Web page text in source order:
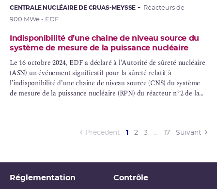
CENTRALE NUCLÉAIRE DE CRUAS-MEYSSE
Réacteurs de
900 MWe - EDF
Indisponibilité d’une chaine de niveau source du
système de mesure de la puissance nucléaire
Le 16 octobre 2024, EDF a déclaré à l’Autorité de sûreté nucléaire
(ASN) un événement significatif pour la sûreté relatif à
l’indisponibilité d’une chaine de niveau source (CNS) du système
de mesure de la puissance nucléaire (RPN) du réacteur n°2 de la
Précédent 1 (current)
2 3 … 17 Suivant
Réglementation Contrôle